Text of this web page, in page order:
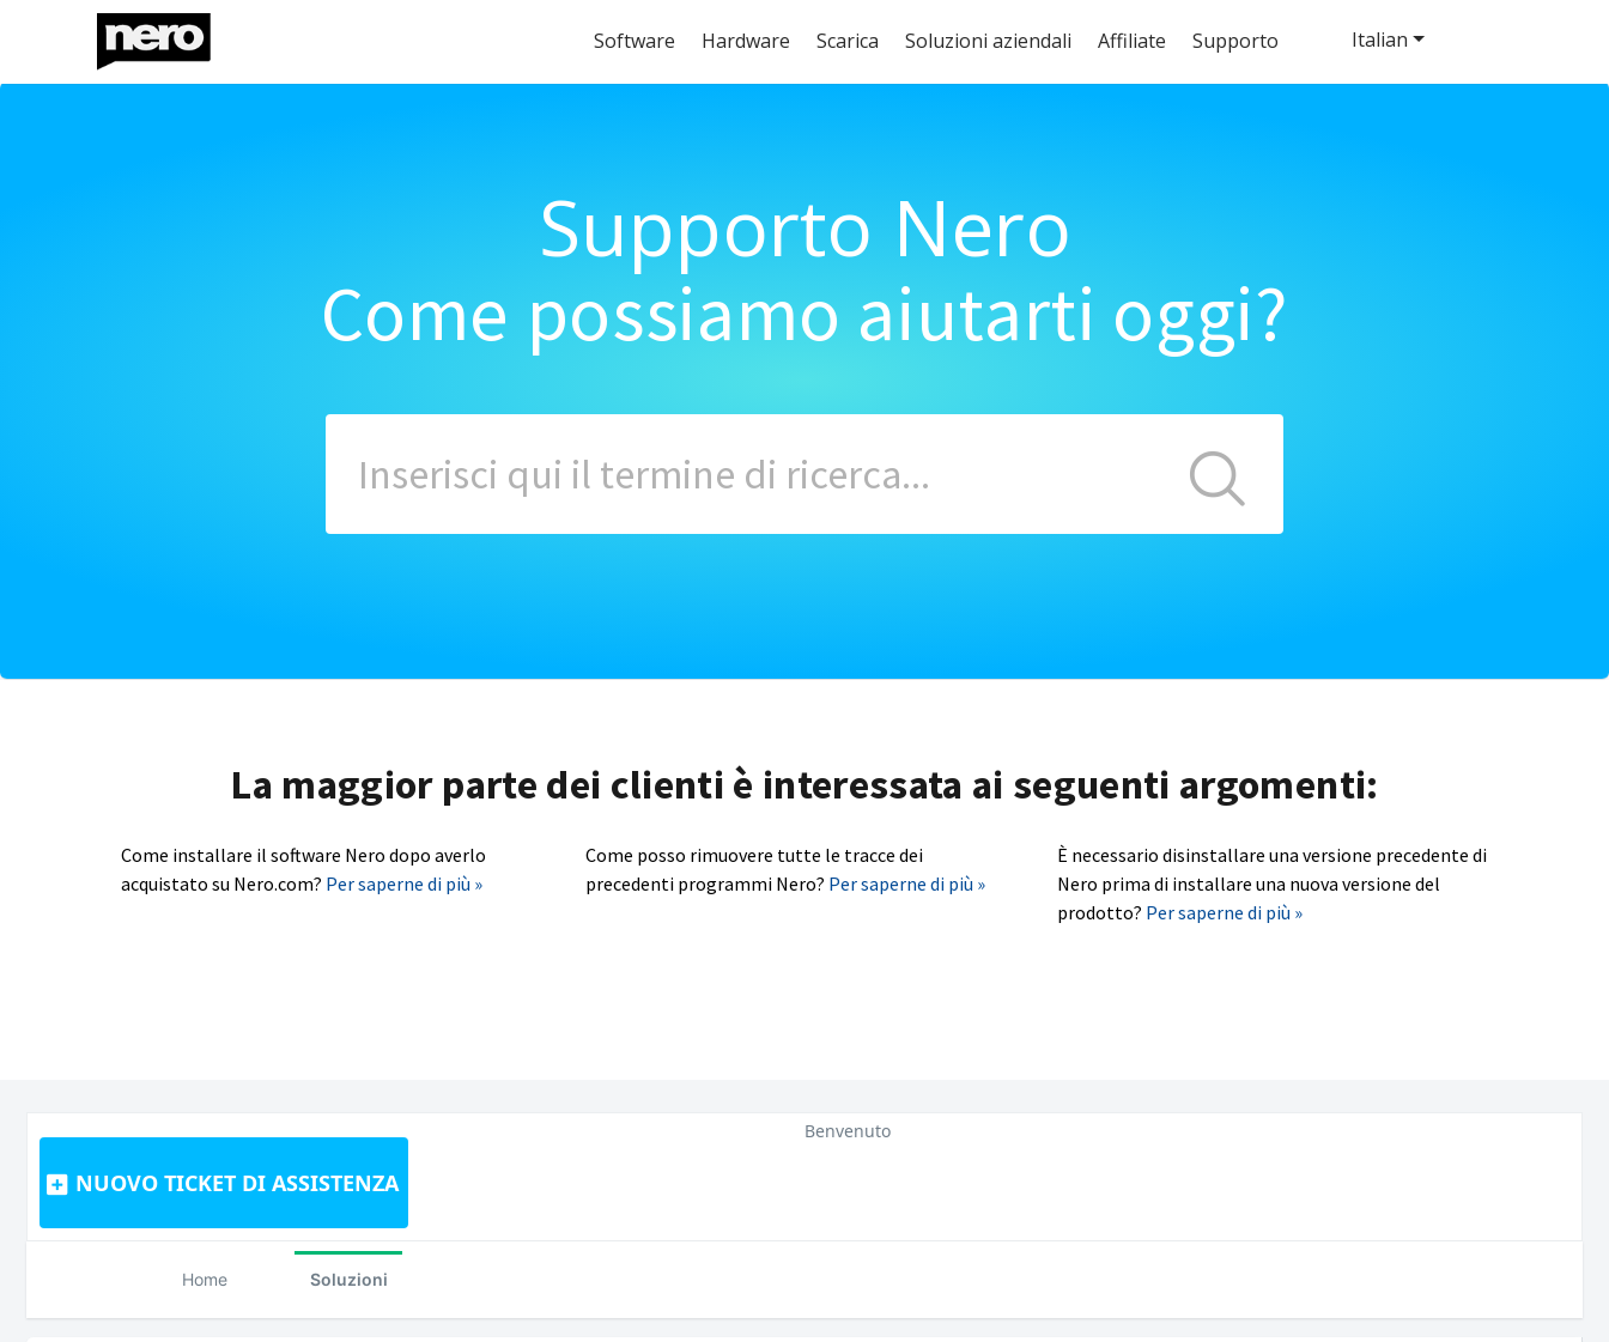
Software Hardware Scarica Soluzioni aziendali Affiliate Supporto
Supporto Nero
Come possiamo aiutarti oggi?
La maggior parte dei clienti è interessata ai seguenti argomenti:
Come installare il software Nero dopo averlo
acquistato su Nero.com? Per saperne di più »
Come posso rimuovere tutte le tracce dei
precedenti programmi Nero? Per saperne di più »
È necessario disinstallare una versione precedente di
Nero prima di installare una nuova versione del
prodotto? Per saperne di più »
NUOVO TICKET DI ASSISTENZA
Italian
Benvenuto
Home Soluzioni